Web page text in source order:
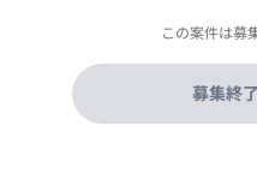
この案件は募
募集終了